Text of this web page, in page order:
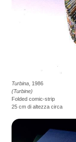
Turbina , 1986
(Turbine)
Folded comic-strip
25 cm di altezza circa